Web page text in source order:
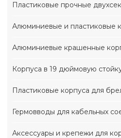
Пластиковые прочные
Алюминиевые и пластиковые
Алюминиевые крашенные
Корпуса в 19 дюймовую
Пластиковые корпуса для
Гермовводы для кабельных
Аксессуары и крепежи для